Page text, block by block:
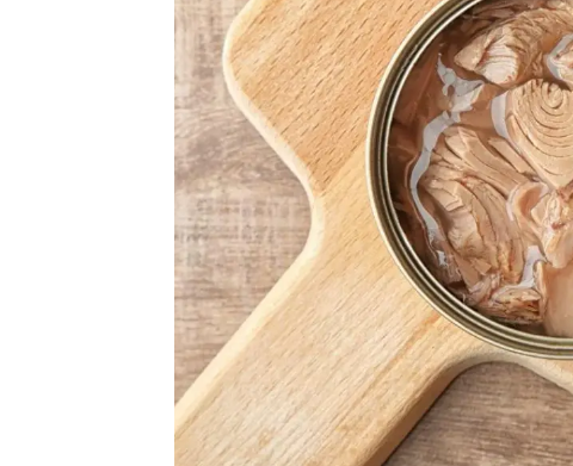
Atún